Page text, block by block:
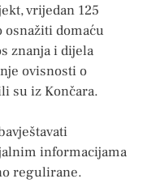
vrijedan 125
osnažiti domaću
znanja i dijela
ovisnosti o
su iz Končara.
informacijama
regulirane.